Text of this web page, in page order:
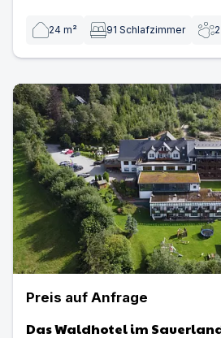
24 m² 91 Schlafzimmer 2
Das Waldhotel im Sauerland |
Preis auf Anfrage
Das Waldhotel im